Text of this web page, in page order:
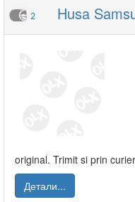
2 Husa
original. Trimit si prin
Детали...